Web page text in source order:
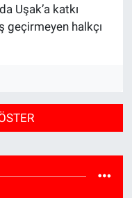
Uşak’a katkı
geçirmeyen halkçı